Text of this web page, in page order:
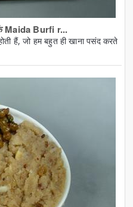
Maida Burfi r...
हैं, जो हम बहुत ही खाना पसंद करते